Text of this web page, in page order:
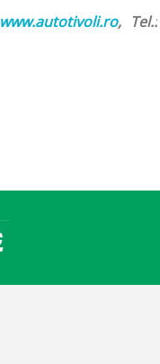
www.autotivoli.ro, Tel.: